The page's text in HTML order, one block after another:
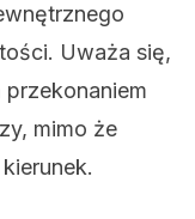
Uważa się,
przekonaniem
mimo że